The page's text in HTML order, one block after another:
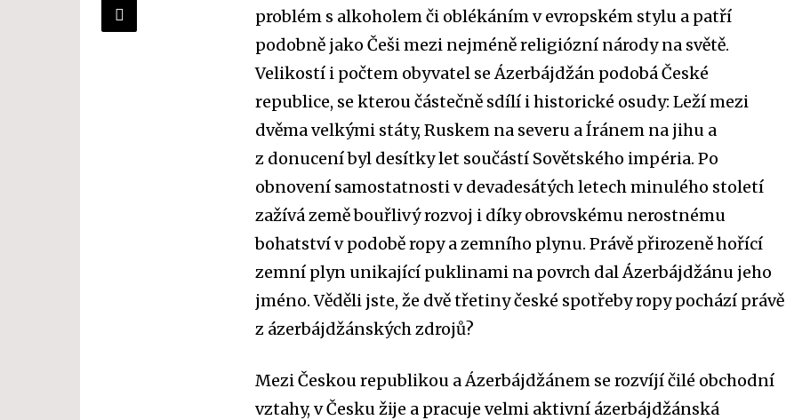
problém s alkoholem či oblékáním v evropském stylu a patří
podobně jako Češi mezi nejméně religiózní národy na světě.
Velikostí i počtem obyvatel se Ázerbájdžán podobá České
republice, se kterou částečně sdílí i historické osudy: Leží mezi
dvěma velkými státy, Ruskem na severu a Íránem na jihu a
z donucení byl desítky let součástí Sovětského impéria. Po
obnovení samostatnosti v devadesátých letech minulého století
zažívá země bouřlivý rozvoj i díky obrovskému nerostnému
bohatství v podobě ropy a zemního plynu. Právě přirozeně hořící
zemní plyn unikající puklinami na povrch dal Ázerbájdžánu jeho
jméno. Věděli jste, že dvě třetiny české spotřeby ropy pochází právě
z ázerbájdžánských zdrojů?
Mezi Českou republikou a Ázerbájdžánem se rozvíjí čilé obchodní
vztahy, v Česku žije a pracuje velmi aktivní ázerbájdžánská